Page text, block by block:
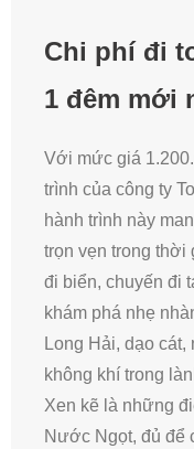
Chi phí đi
1 đêm mới
Với mức giá
trình của công ty
hành trình này
trọn vẹn trong thời
đi biển, chuyến đi
khám phá nhẹ
Long Hải, dạo
không khí trong
Xen kẽ là những
Nước Ngọt, đủ để